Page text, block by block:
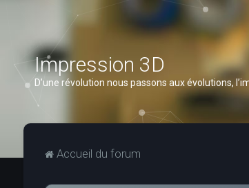
Impression 3D
D’une révolution nous passons aux évolutions,
Accueil du forum